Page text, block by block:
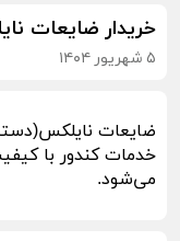
خریدار ضایعات
۵ شهریور ۱۴۰۴
ضایعات
خدمات کندور با
می‌شود.